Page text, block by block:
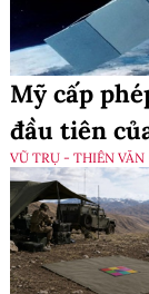
Mỹ cấp
đầu tiên
VŨ TRỤ - THIÊN VĂN